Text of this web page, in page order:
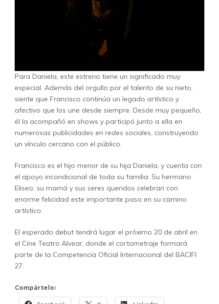
Para Daniela, este estreno tiene un significado muy
especial. Además del orgullo por el talento de su nieto,
siente que Francisco continúa un legado artístico y
afectivo que los une desde siempre. Desde muy pequeño,
él la acompañó en shows y participó junto a ella en
numerosas publicidades en redes sociales, construyendo
un vínculo cercano con el público.
Francisco es el hijo menor de su hija Daniela, y cuenta con
el apoyo incondicional de toda su familia. Su hermano
Eliseo, su mamá y sus seres queridos celebran con
enorme felicidad este importante paso en su camino
artístico.
El esperado debut tendrá lugar el próximo 20 de abril en
el Cine Teatro Alvear, donde el cortometraje formará
parte de la Competencia Oficial Internacional del BACIFI
27.
Compártelo: